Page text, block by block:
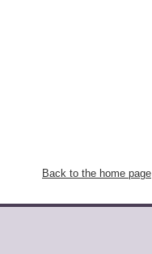
Back to the home page